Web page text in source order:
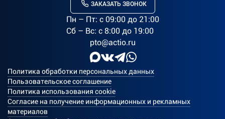
ЗАКАЗАТЬ ЗВОНОК
Пн – Пт: c 09:00 до 21:00
Сб – Вс: с 8:00 до 19:00
pto@actio.ru
Политика обработки персональных данных
Пользовательское соглашение
Политика использования cookie
Согласие на получение информационных и рекламных
материалов